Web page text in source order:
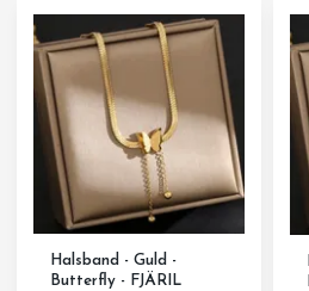
Halsband - Guld -
Butterfly - FJÄRIL